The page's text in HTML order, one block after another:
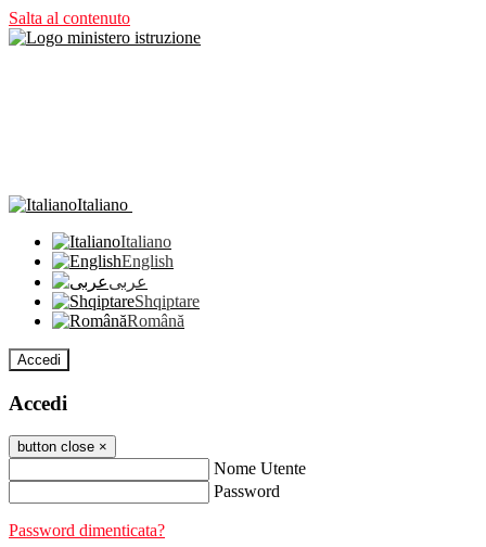
Salta al contenuto
Italiano
Italiano
English
عربى
Shqiptare
Română
Accedi
Accedi
button close ×
Nome Utente
Password
Password dimenticata?